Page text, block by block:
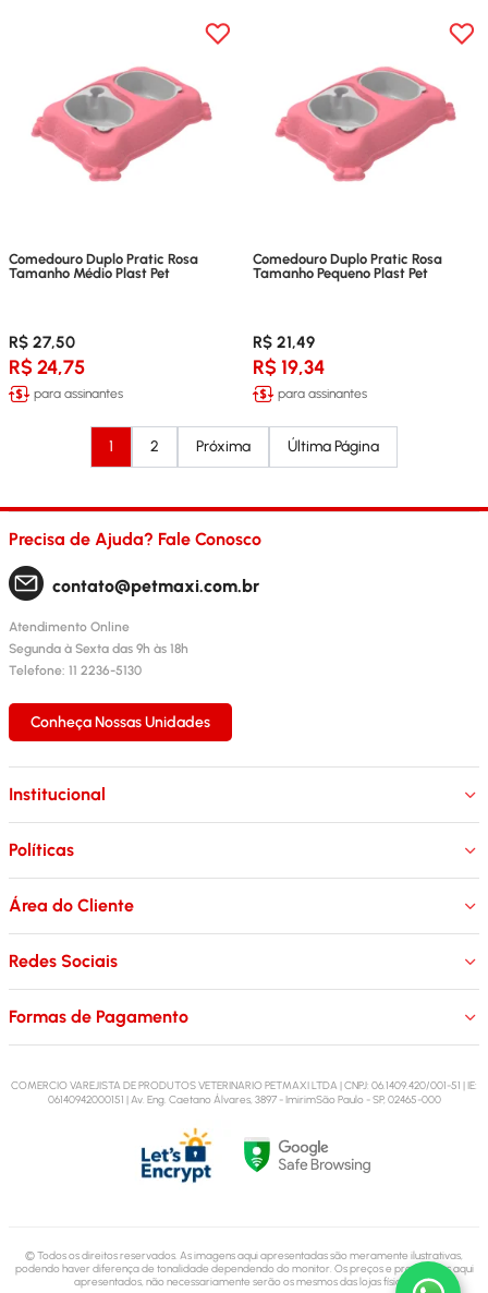
Comedouro Duplo Pratic Rosa
Tamanho Médio Plast Pet
R$ 27,50
R$ 24,75
para assinantes
Comedouro Duplo Pratic Rosa
Tamanho Pequeno Plast Pet
R$ 21,49
R$ 19,34
para assinantes
1 2 Próxima Última Página
Precisa de Ajuda? Fale Conosco
contato@petmaxi.com.br
Atendimento Online
Segunda à Sexta das 9h às 18h
Telefone: 11 2236-5130
Conheça Nossas Unidades
Institucional
Políticas
Área do Cliente
Redes Sociais
Formas de Pagamento
COMERCIO VAREJISTA DE PRODUTOS VETERINARIO PETMAXI LTDA | CNPJ: 06.1409.420/001-51 | IE:
06140942000151 | Av. Eng. Caetano Álvares, 3897 - ImirimSão Paulo - SP, 02465-000
© Todos os direitos reservados. As imagens aqui apresentadas são meramente ilustrativas,
podendo haver diferença de tonalidade dependendo do monitor. Os preços e promoções aqui
apresentados, não necessariamente serão os mesmos das lojas físicas.